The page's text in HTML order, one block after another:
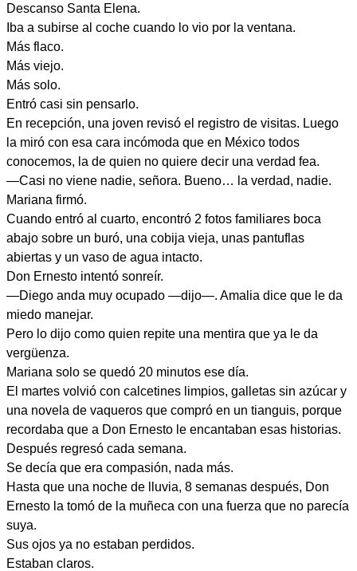
Descanso Santa Elena.
Iba a subirse al coche cuando lo vio por la ventana.
Más flaco.
Más viejo.
Más solo.
Entró casi sin pensarlo.
En recepción, una joven revisó el registro de visitas. Luego
la miró con esa cara incómoda que en México todos
conocemos, la de quien no quiere decir una verdad fea.
—Casi no viene nadie, señora. Bueno… la verdad, nadie.
Mariana firmó.
Cuando entró al cuarto, encontró 2 fotos familiares boca
abajo sobre un buró, una cobija vieja, unas pantuflas
abiertas y un vaso de agua intacto.
Don Ernesto intentó sonreír.
—Diego anda muy ocupado —dijo—. Amalia dice que le da
miedo manejar.
Pero lo dijo como quien repite una mentira que ya le da
vergüenza.
Mariana solo se quedó 20 minutos ese día.
El martes volvió con calcetines limpios, galletas sin azúcar y
una novela de vaqueros que compró en un tianguis, porque
recordaba que a Don Ernesto le encantaban esas historias.
Después regresó cada semana.
Se decía que era compasión, nada más.
Hasta que una noche de lluvia, 8 semanas después, Don
Ernesto la tomó de la muñeca con una fuerza que no parecía
suya.
Sus ojos ya no estaban perdidos.
Estaban claros.